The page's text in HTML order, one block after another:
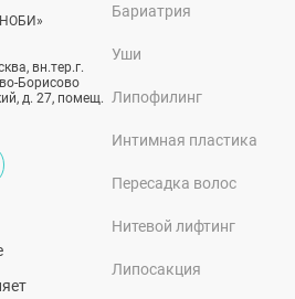
вн.тер.г.
Борисово
д. 27, помещ.
Бариатрия
Уши
Липофилинг
Интимная пластика
Пересадка волос
Нитевой лифтинг
Липосакция